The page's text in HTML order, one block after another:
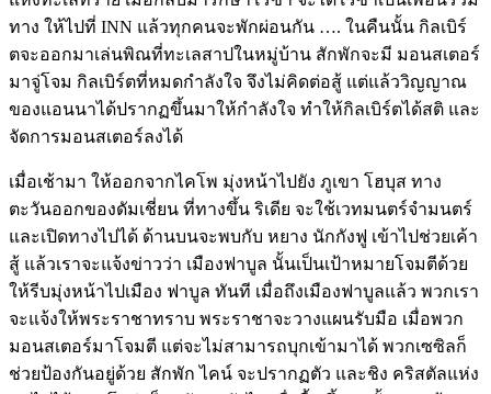
ทาง ให้ไปที่ INN แล้วทุกคนจะพักผ่อนกัน …. ในคืนนั้น กิลเบิร์
ตจะออกมาเล่นพิณที่ทะเลสาปในหมู่บ้าน สักพักจะมี มอนสเตอร์
มาจู่โจม กิลเบิร์ตที่หมดกำลังใจ จึงไม่คิดต่อสู้ แต่แล้ววิญญาณ
ของแอนนาได้ปรากฏขึ้นมาให้กำลังใจ ทำให้กิลเบิร์ตได้สติ และ
จัดการมอนสเตอร์ลงได้
เมื่อเช้ามา ให้ออกจากไคโพ มุ่งหน้าไปยัง ภูเขา โฮบุส ทาง
ตะวันออกของดัมเชี่ยน ที่ทางขึ้น ริเดีย จะใช้เวทมนตร์จำมนตร์
และเปิดทางไปได้ ด้านบนจะพบกับ หยาง นักกังฟู เข้าไปช่วยเค้า
สู้ แล้วเราจะแจ้งข่าวว่า เมืองฟาบูล นั้นเป็นเป้าหมายโจมตีด้วย
ให้รีบมุ่งหน้าไปเมือง ฟาบูล ทันที เมื่อถึงเมืองฟาบูลแล้ว พวกเรา
จะแจ้งให้พระราชาทราบ พระราชาจะวางแผนรับมือ เมื่อพวก
มอนสเตอร์มาโจมตี แต่จะไม่สามารถบุกเข้ามาได้ พวกเซซิลก็
ช่วยป้องกันอยู่ด้วย สักพัก ไคน์ จะปรากฏตัว และชิง คริสตัลแห่ง